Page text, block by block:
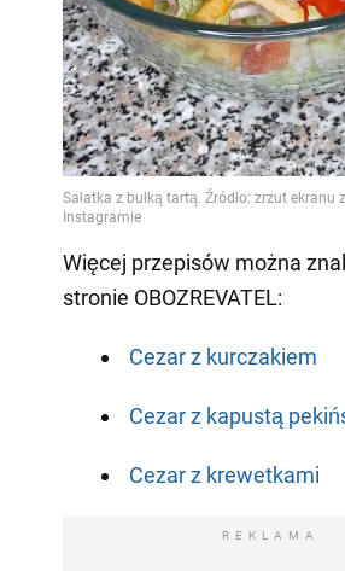
Więcej przepisów można
stronie OBOZREVATEL:
Cezar z kurczakiem
Cezar z kapustą
Cezar z krewetkami
REKLAMA